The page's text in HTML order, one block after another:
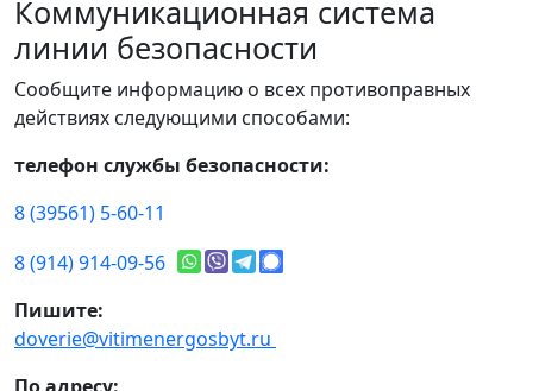
Коммуникационная система
линии безопасности
Сообщите информацию о всех противоправных
действиях следующими способами:
телефон службы безопасности:
8 (39561) 5-60-11
8 (914) 914-09-56
Пишите:
doverie@vitimenergosbyt.ru